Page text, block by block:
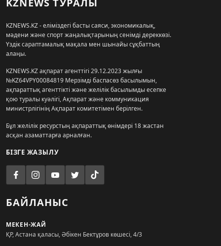
KZNEWS.KZ - еліміздегі басты саяси, экономикалық,
мәдени және спорт жаңалықтарының сенімді дереккөзі.
Үздік сараптамалық мақала мен шынайы сұқбаттың
алаңы.
KZNEWS.KZ ақпарат агенттігі 29.12.2023 жылғы
№KZ64VPY00084819 Мерзімді баспасөз басылымын,
ақпараттық агенттікті және желілік басылымды есепке
қою туралы куәлігі, Ақпарат және коммуникация
министрлігінің Ақпарат комитетімен берілген.
Бұл желілік ресурстың ақпараттық өнімдері 18 жастан
асқан азаматтарға арналған.
БІЗГЕ ЖАЗЫЛУ
БАЙЛАНЫС
МЕКЕН-ЖАЙ
ҚР, Астана қаласы, Әбікен Бектұров көшесі, 4/3